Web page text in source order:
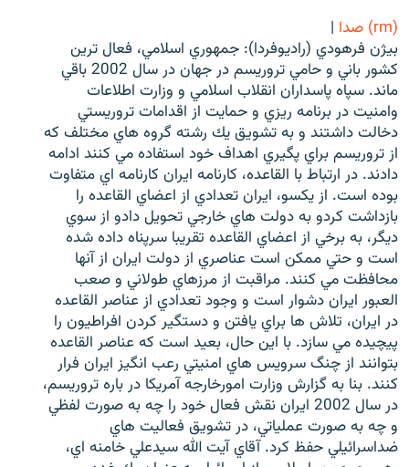
گزارش‌های ویدئویی
English
به ما بپیوندید
زبان‌های دیگر
(rm) صدا
|
بيژن فرهودي (راديوفردا): جمهوري اسلامي، فعال ترين
كشور باني و حامي تروريسم در جهان در سال 2002 باقي
ماند. سپاه پاسداران انقلاب اسلامي و وزارت اطلاعات
وامنيت در برنامه ريزي و حمايت از اقدامات تروريستي
دخالت داشتند و به تشويق يك رشته گروه هاي مختلف كه
از تروريسم براي پگيري اهداف خود استفاده مي كنند ادامه
دادند. در ارتباط با القاعده، كارنامه ايران كارنامه اي متفاوت
بوده است. از يكسو، ايران تعدادي از اعضاي القاعده را
بازداشت كردو به دولت هاي خارجي تحويل دادو از سوي
ديگر، به برخي از اعضاي القاعده تقريبا سرپناه داده شده
است و حتي ممكن است عناصري از دولت ايران از آنها
محافظت مي كنند. مراقبت از مرزهاي طولاني و صعب
العبور ايران دشوار است و وجود تعدادي از عناصر القاعده
در ايران، تلاش ها براي يافتن و دستگير كردن افراطيون را
پيچيده مي سازد. با اين حال، بعيد است كه عناصر القاعده
بتوانند از چنگ سرويس هاي امنيتي رعب انگيز ايران فرار
كنند. بنا به گزارش وزارت امورخارجه آمريكا در باره تروريسم،
در سال 2002 ايران نقش فعال خود را چه به صورت لفظي
و چه به صورت عملياتي، در تشويق فعاليت هاي
ضداسرائيلي حفظ كرد. آقاي آيت الله سيدعلي خامنه اي،